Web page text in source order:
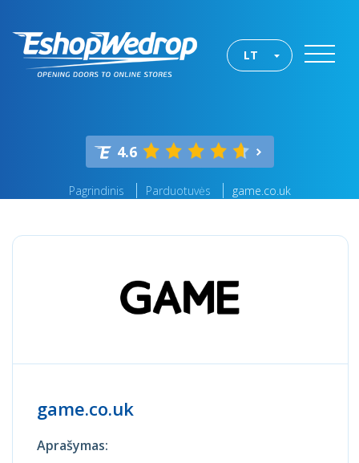
LT
4.6
Pagrindinis Parduotuvės game.co.uk
game.co.uk
Aprašymas: